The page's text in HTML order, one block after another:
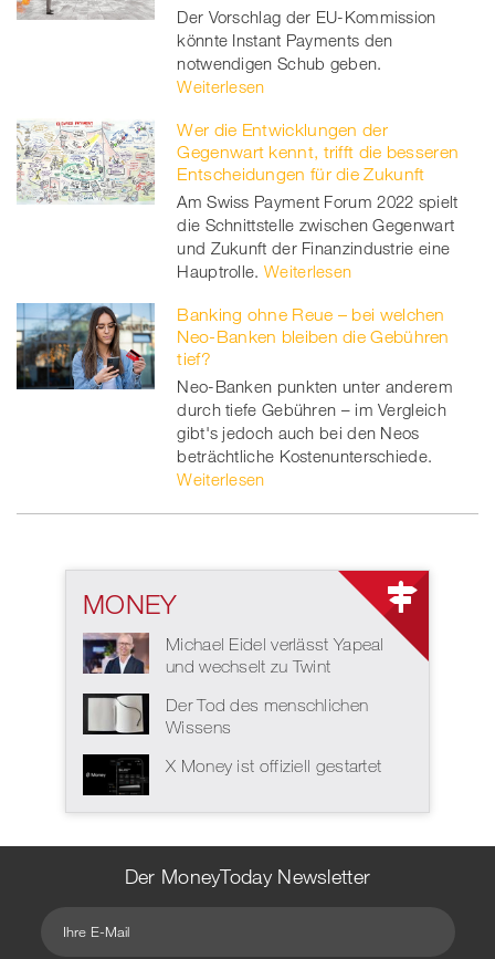
Der Vorschlag der EU-Kommission
könnte Instant Payments den
notwendigen Schub geben.
Weiterlesen
Wer die Entwicklungen der
Gegenwart kennt, trifft die besseren
Entscheidungen für die Zukunft
Am Swiss Payment Forum 2022 spielt
die Schnittstelle zwischen Gegenwart
und Zukunft der Finanzindustrie eine
Hauptrolle. Weiterlesen
Banking ohne Reue – bei welchen
Neo-Banken bleiben die Gebühren
tief?
Neo-Banken punkten unter anderem
durch tiefe Gebühren – im Vergleich
gibt's jedoch auch bei den Neos
beträchtliche Kostenunterschiede.
Weiterlesen
MONEY
Michael Eidel verlässt Yapeal
und wechselt zu Twint
Der Tod des menschlichen
Wissens
X Money ist offiziell gestartet
Der MoneyToday Newsletter